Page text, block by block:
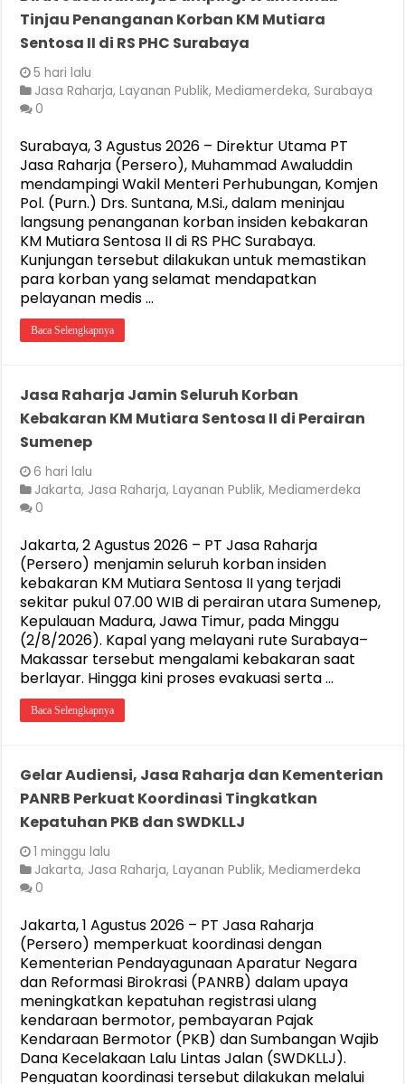
Tinjau Penanganan Korban KM Mutiara
Sentosa II di RS PHC Surabaya
5 hari lalu
Jasa Raharja,Layanan Publik,Mediamerdeka, Surabaya
0
Surabaya, 3 Agustus 2026 – Direktur Utama PT
Jasa Raharja (Persero), Muhammad Awaluddin
mendampingi Wakil Menteri Perhubungan, Komjen
Pol. (Purn.) Drs. Suntana, M.Si., dalam meninjau
langsung penanganan korban insiden kebakaran
KM Mutiara Sentosa II di RS PHC Surabaya.
Kunjungan tersebut dilakukan untuk memastikan
para korban yang selamat mendapatkan
pelayanan medis …
Baca Selengkapnya
Jasa Raharja Jamin Seluruh Korban
Kebakaran KM Mutiara Sentosa II di Perairan
Sumenep
6 hari lalu
Jakarta, Jasa Raharja,Layanan Publik,Mediamerdeka
0
Jakarta, 2 Agustus 2026 – PT Jasa Raharja
(Persero) menjamin seluruh korban insiden
kebakaran KM Mutiara Sentosa II yang terjadi
sekitar pukul 07.00 WIB di perairan utara Sumenep,
Kepulauan Madura, Jawa Timur, pada Minggu
(2/8/2026). Kapal yang melayani rute Surabaya–
Makassar tersebut mengalami kebakaran saat
berlayar. Hingga kini proses evakuasi serta …
Baca Selengkapnya
Gelar Audiensi, Jasa Raharja dan Kementerian
PANRB Perkuat Koordinasi Tingkatkan
Kepatuhan PKB dan SWDKLLJ
1 minggu lalu
Jakarta, Jasa Raharja,Layanan Publik,Mediamerdeka
0
Jakarta, 1 Agustus 2026 – PT Jasa Raharja
(Persero) memperkuat koordinasi dengan
Kementerian Pendayagunaan Aparatur Negara
dan Reformasi Birokrasi (PANRB) dalam upaya
meningkatkan kepatuhan registrasi ulang
kendaraan bermotor, pembayaran Pajak
Kendaraan Bermotor (PKB) dan Sumbangan Wajib
Dana Kecelakaan Lalu Lintas Jalan (SWDKLLJ).
Penguatan koordinasi tersebut dilakukan melalui